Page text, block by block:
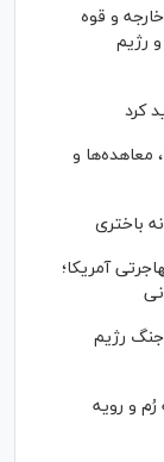
و قوه
رژیم
کرد
معاهده‌ها و
آمریکا؛
رژیم
و رویه